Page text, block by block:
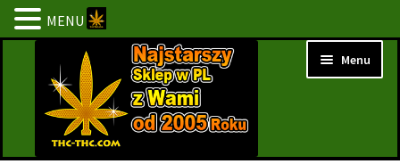
nawigacji
treści
Menu
MENU